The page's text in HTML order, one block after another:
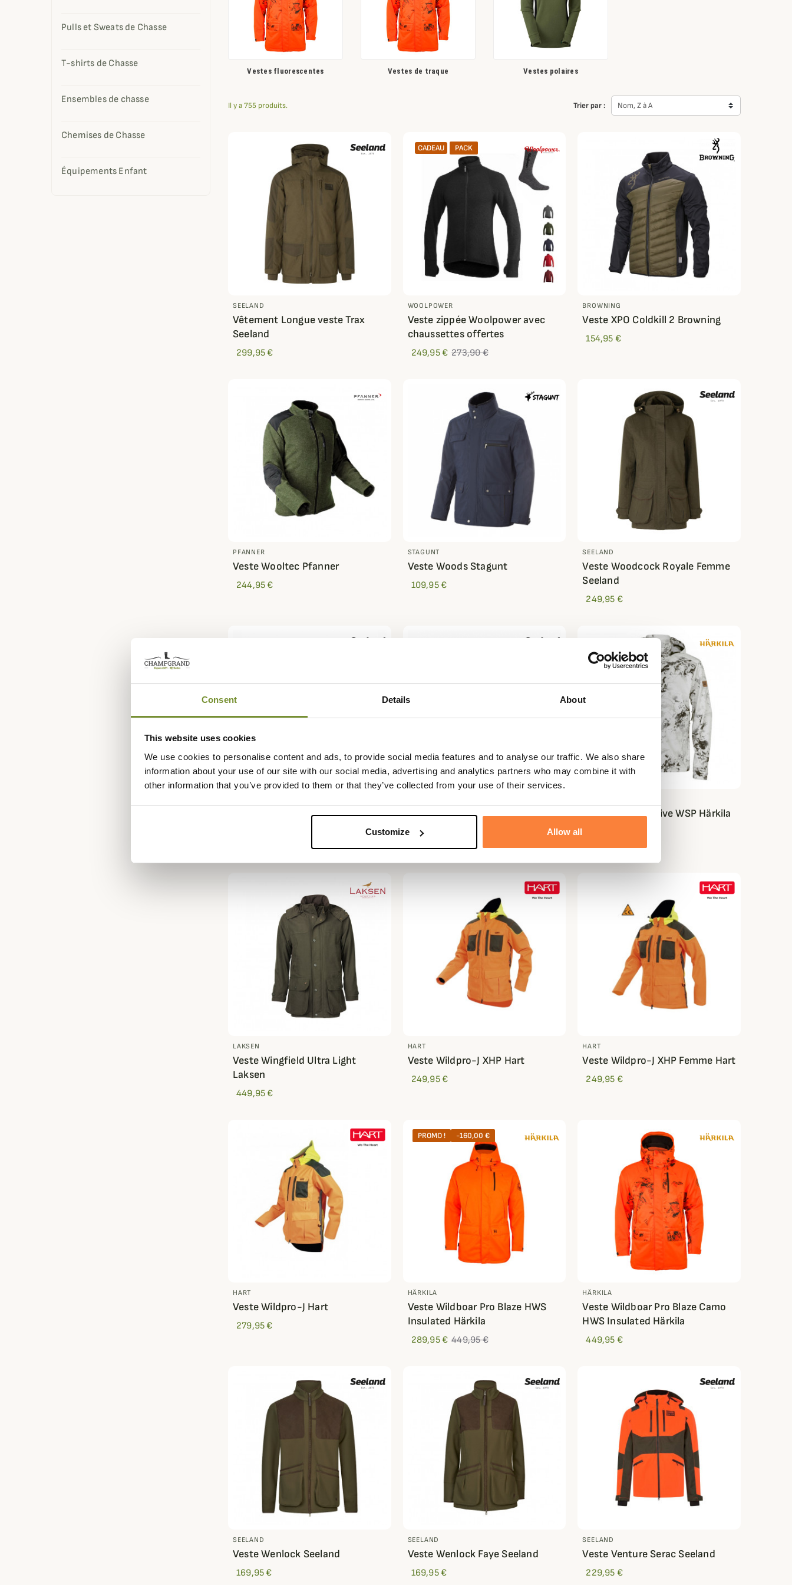
Consent Details About
This website uses cookies
We use cookies to personalise content and ads, to provide social media features and to analyse our traffic. We also share
information about your use of our site with our social media, advertising and analytics partners who may combine it with
other information that you’ve provided to them or that they’ve collected from your use of their services.
Customize Allow all
Pulls et Sweats de Chasse
T-shirts de Chasse
Ensembles de chasse
Chemises de Chasse
Équipements Enfant
Vestes fluorescentes Vestes de traque Vestes polaires
Trier par : Nom, Z à A
Il y a 755 produits.
SEELAND
Vêtement Longue veste Trax
Seeland
299,95 €
CADEAU PACK
WOOLPOWER
Veste zippée Woolpower avec
chaussettes offertes
249,95 € 273,90 €
BROWNING
Veste XPO Coldkill 2 Browning
154,95 €
PFANNER
Veste Wooltec Pfanner
244,95 €
STAGUNT
Veste Woods Stagunt
109,95 €
SEELAND
Veste Woodcock Royale Femme
Seeland
249,95 €
Veste Woodcock Advanced
Veste Woodcock Advanced
Femme Seeland
269,95 €
Veste Winter Active WSP Härkila
LAKSEN
Veste Wingfield Ultra Light
Laksen
449,95 €
HART
Veste Wildpro-J XHP Hart
249,95 €
HART
Veste Wildpro-J XHP Femme Hart
249,95 €
HART
Veste Wildpro-J Hart
279,95 €
PROMO ! -160,00 €
HÄRKILA
Veste Wildboar Pro Blaze HWS
Insulated Härkila
289,95 € 449,95 €
HÄRKILA
Veste Wildboar Pro Blaze Camo
HWS Insulated Härkila
449,95 €
SEELAND
Veste Wenlock Seeland
169,95 €
SEELAND
Veste Wenlock Faye Seeland
169,95 €
SEELAND
Veste Venture Serac Seeland
229,95 €